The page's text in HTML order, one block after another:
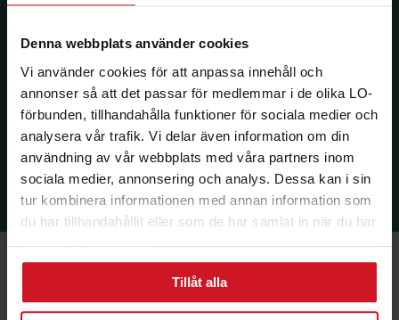
Denna webbplats använder cookies
Vi använder cookies för att anpassa innehåll och
annonser så att det passar för medlemmar i de olika LO-
förbunden, tillhandahålla funktioner för sociala medier och
analysera vår trafik. Vi delar även information om din
användning av vår webbplats med våra partners inom
sociala medier, annonsering och analys. Dessa kan i sin
tur kombinera informationen med annan information som
du har tillhandahållit eller som de har samlat in när du har
använt deras tjänster.
Tillåt alla